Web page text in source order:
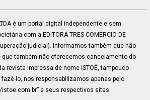
é um portal digital independente e sem
com a EDITORA TRES COMÉRCIO DE
judicial). Informamos também que não
também não oferecemos cancelamento do
revista impressa de nome ISTOÉ, tampouco
lo, nos responsabilizamos apenas pelo
e seus respectivos sites.